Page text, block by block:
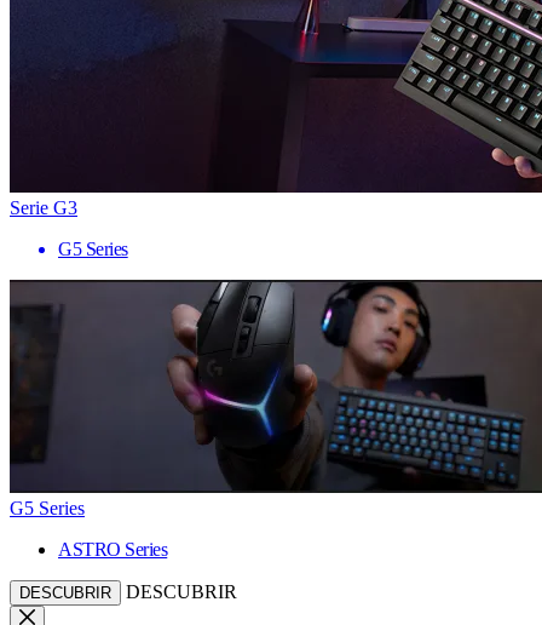
Serie G3
G5 Series
G5 Series
ASTRO Series
DESCUBRIR DESCUBRIR